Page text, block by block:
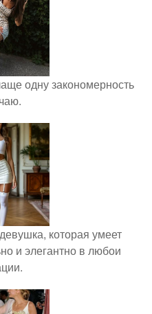
одну закономерность
которая умеет
и элегантно в любои